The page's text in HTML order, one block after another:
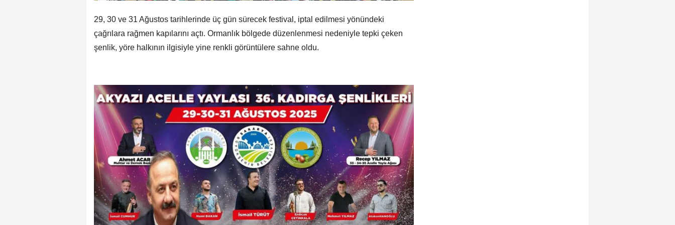
29, 30 ve 31 Ağustos tarihlerinde üç gün sürecek festival, iptal edilmesi yönündeki
çağrılara rağmen kapılarını açtı. Ormanlık bölgede düzenlenmesi nedeniyle tepki çeken
şenlik, yöre halkının ilgisiyle yine renkli görüntülere sahne oldu.